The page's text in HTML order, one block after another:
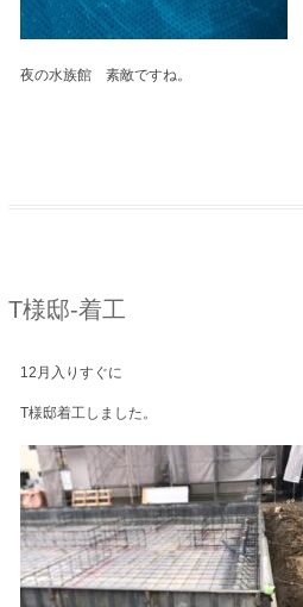
夜の水族館 素敵ですね。
T様邸-着工
12月入りすぐに
T様邸着工しました。